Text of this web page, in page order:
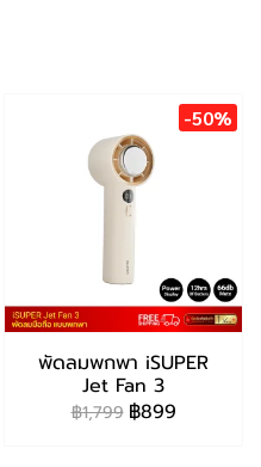
-50%
พัดลมพกพา iSUPER
Jet Fan 3
฿1,799 ฿899